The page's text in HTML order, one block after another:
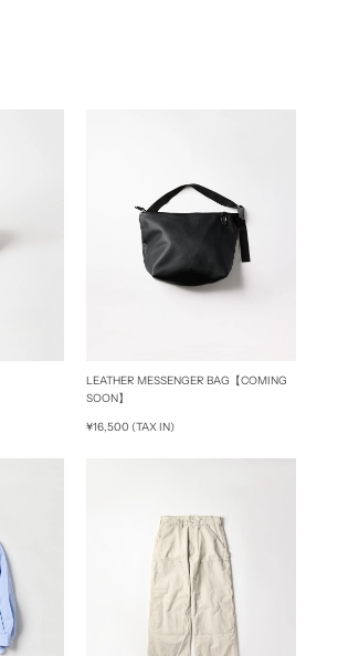
LEATHER MESSENGER BAG【COMING
SOON】
¥16,500 (TAX IN)